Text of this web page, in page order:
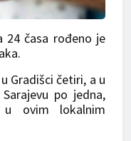
24 časa rođeno je
Gradišci četiri, a u
po jedna,
ovim lokalnim